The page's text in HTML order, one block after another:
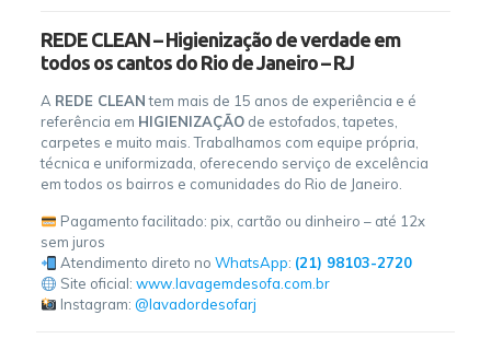
REDE CLEAN – Higienização de verdade em
todos os cantos do Rio de Janeiro – RJ
A REDE CLEANtem mais de 15 anos de experiência e é
referência em HIGIENIZAÇÃOde estofados, tapetes,
carpetes e muito mais. Trabalhamos com equipe própria,
técnica e uniformizada, oferecendo serviço de excelência
em todos os bairros e comunidades do Rio de Janeiro.
Pagamento facilitado: pix, cartão ou dinheiro – até 12x
sem juros
Atendimento direto no WhatsApp: (21) 98103-2720
Site oficial: www.lavagemdesofa.com.br
Instagram: @lavadordesofarj